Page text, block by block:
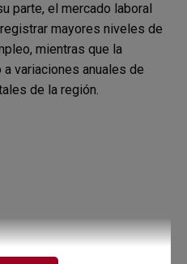
parte, el mercado laboral
mayores niveles de
mientras que la
variaciones anuales de
de la región.